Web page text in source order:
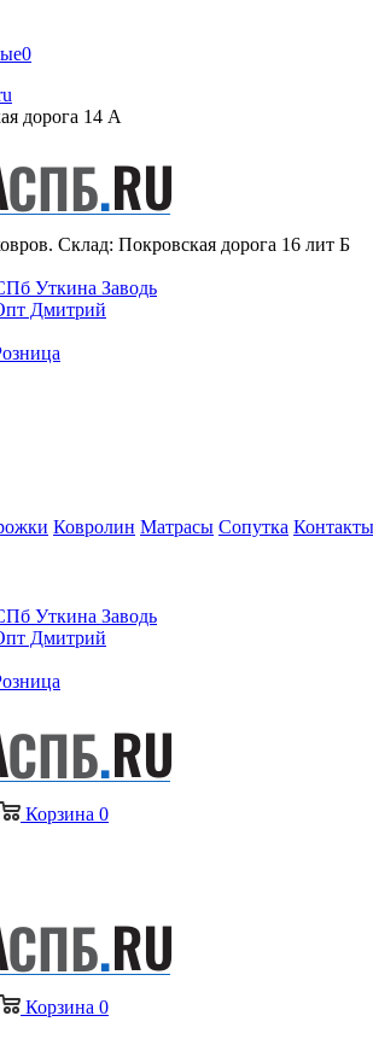
0
дорога 14 А
Склад: Покровская дорога 16 лит Б
Уткина Заводь
Дмитрий
Ковролин Матрасы Сопутка Контакты
Уткина Заводь
Дмитрий
Корзина 0
Корзина 0